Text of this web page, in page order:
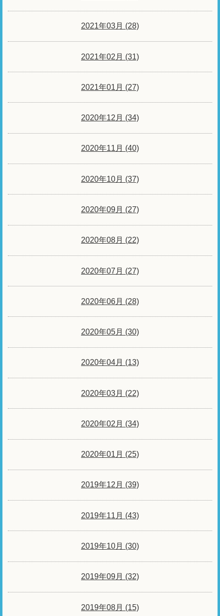
2021年03月 (28)
2021年02月 (31)
2021年01月 (27)
2020年12月 (34)
2020年11月 (40)
2020年10月 (37)
2020年09月 (27)
2020年08月 (22)
2020年07月 (27)
2020年06月 (28)
2020年05月 (30)
2020年04月 (13)
2020年03月 (22)
2020年02月 (34)
2020年01月 (25)
2019年12月 (39)
2019年11月 (43)
2019年10月 (30)
2019年09月 (32)
2019年08月 (15)